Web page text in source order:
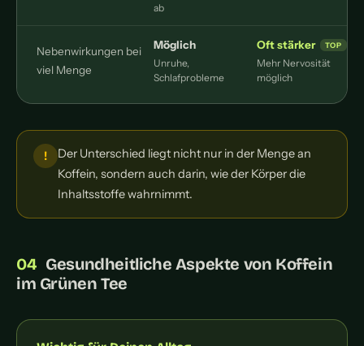
ab
Nebenwirkungen bei
viel Menge
Möglich
Unruhe,
Schlafprobleme
Oft stärker
Mehr Nervosität
möglich
Der Unterschied liegt nicht nur in der Menge an
Koffein, sondern auch darin, wie der Körper die
Inhaltsstoffe wahrnimmt.
Gesundheitliche Aspekte von Koffein
im Grünen Tee